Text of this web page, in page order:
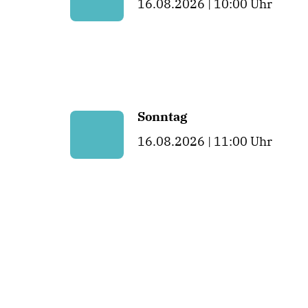
16.08.2026 | 10:00 Uhr
Sonntag
16.08.2026 | 11:00 Uhr